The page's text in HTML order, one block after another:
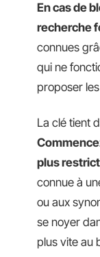
En cas de
recherche
connues
qui ne
proposer
La clé tient
plus
connue à
ou aux
se noyer
plus vite au